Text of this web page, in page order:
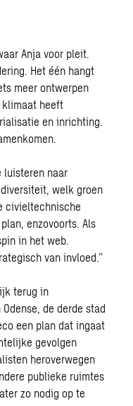
Anja voor pleit.
Het één hangt
meer ontwerpen
klimaat heeft
en inrichting.
luisteren naar
welk groen
civieltechnische
enzovoorts. Als
in het web.
van invloed.”
terug in
de derde stad
een plan dat ingaat
gevolgen
heroverwegen
publieke ruimtes
zo nodig op te